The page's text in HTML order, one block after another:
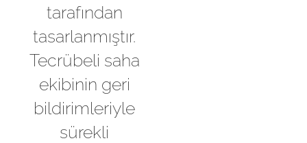
tarafından
tasarlanmıştır.
Tecrübeli saha
ekibinin geri
bildirimleriyle
sürekli